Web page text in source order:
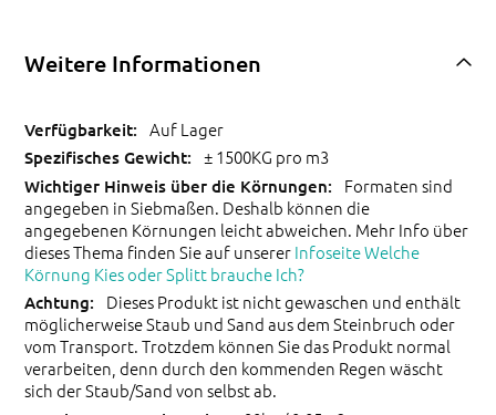
Weitere Informationen
Auf Lager
± 1500KG pro m3
Formaten sind
angegeben in Siebmaßen. Deshalb können die
angegebenen Körnungen leicht abweichen. Mehr Info über
dieses Thema finden Sie auf unsererInfoseite Welche
Körnung Kies oder Splitt brauche Ich?
Dieses Produkt ist nicht gewaschen und enthält
möglicherweise Staub und Sand aus dem Steinbruch oder
vom Transport. Trotzdem können Sie das Produkt normal
verarbeiten, denn durch den kommenden Regen wäscht
sich der Staub/Sand von selbst ab.